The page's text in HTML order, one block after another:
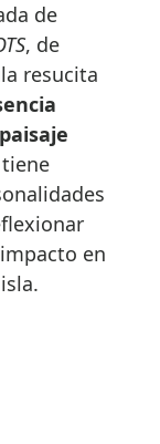
de
, de
resucita
en